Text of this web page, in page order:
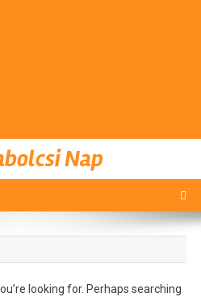
Nap
looking for. Perhaps searching